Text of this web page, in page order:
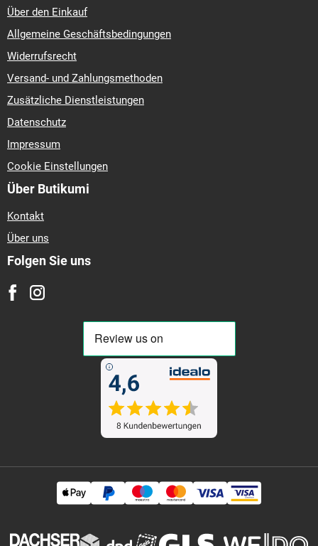
Über den Einkauf
Allgemeine Geschäftsbedingungen
Widerrufsrecht
Versand- und Zahlungsmethoden
Zusätzliche Dienstleistungen
Datenschutz
Impressum
Cookie Einstellungen
Über Butikumi
Kontakt
Über uns
Folgen Sie uns